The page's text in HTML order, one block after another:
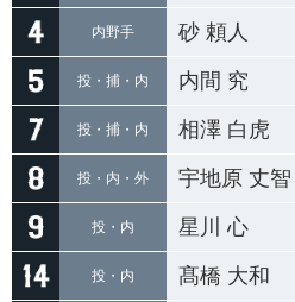
内野手 砂 頼人
投・捕・内 内間 究
投・捕・内 相澤 白虎
投・内・外 宇地原 丈智
投・内 星川 心
投・内 髙橋 大和